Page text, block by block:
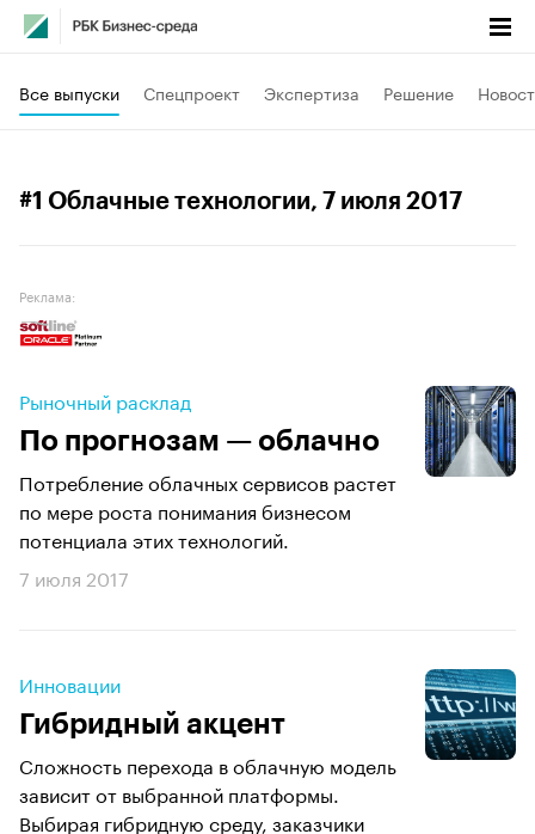
Все выпуски Спецпроект Экспертиза Решение
#1 Облачные технологии, 7 июля 2017
Реклама:
Рыночный расклад
По прогнозам — облачно
Потребление облачных сервисов растет
по мере роста понимания бизнесом
потенциала этих технологий.
7 июля 2017
Инновации
Гибридный акцент
Сложность перехода в облачную модель
зависит от выбранной платформы.
Выбирая гибридную среду, заказчики